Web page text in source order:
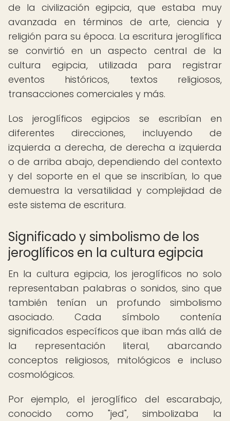
de la civilización egipcia, que estaba muy
avanzada en términos de arte, ciencia y
religión para su época. La escritura jeroglífica
se convirtió en un aspecto central de la
cultura egipcia, utilizada para registrar
eventos históricos, textos religiosos,
transacciones comerciales y más.
Los jeroglíficos egipcios se escribían en
diferentes direcciones, incluyendo de
izquierda a derecha, de derecha a izquierda
o de arriba abajo, dependiendo del contexto
y del soporte en el que se inscribían, lo que
demuestra la versatilidad y complejidad de
este sistema de escritura.
Significado y simbolismo de los
jeroglíficos en la cultura egipcia
En la cultura egipcia, los jeroglíficos no solo
representaban palabras o sonidos, sino que
también tenían un profundo simbolismo
asociado. Cada símbolo contenía
significados específicos que iban más allá de
la representación literal, abarcando
conceptos religiosos, mitológicos e incluso
cosmológicos.
Por ejemplo, el jeroglífico del escarabajo,
conocido como "jed", simbolizaba la